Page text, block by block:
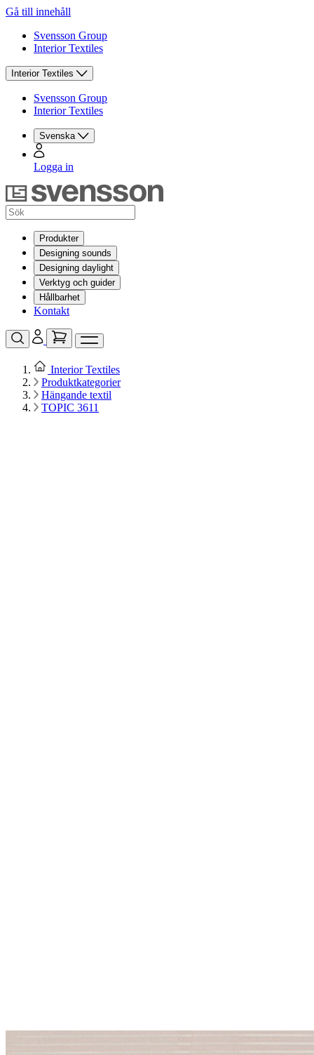
Gå till innehåll
Svensson Group
Interior Textiles
Interior Textiles
Svensson Group
Interior Textiles
Svenska
Logga in
Produkter
Designing sounds
Designing daylight
Verktyg och guider
Hållbarhet
Kontakt
Interior Textiles
Produktkategorier
Hängande textil
TOPIC 3611